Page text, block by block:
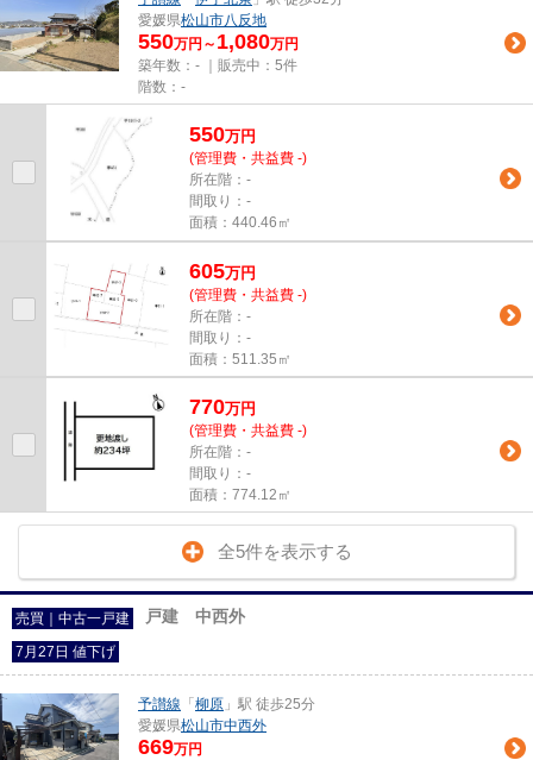
愛媛県松山市八反地
550万円～ 1,080万円
築年数：- ｜販売中： 5件
階数：-
550万円
(管理費・共益費 -)
所在階：-
間取り：-
面積：440.46㎡
605万円
(管理費・共益費 -)
所在階：-
間取り：-
面積：511.35㎡
770万円
(管理費・共益費 -)
所在階：-
間取り：-
面積：774.12㎡
全5件を表示する
売買｜中古一戸建 戸建 中西外
7月27日 値下げ
予讃線 「 柳原 」駅 徒歩25分
愛媛県松山市中西外
669万円